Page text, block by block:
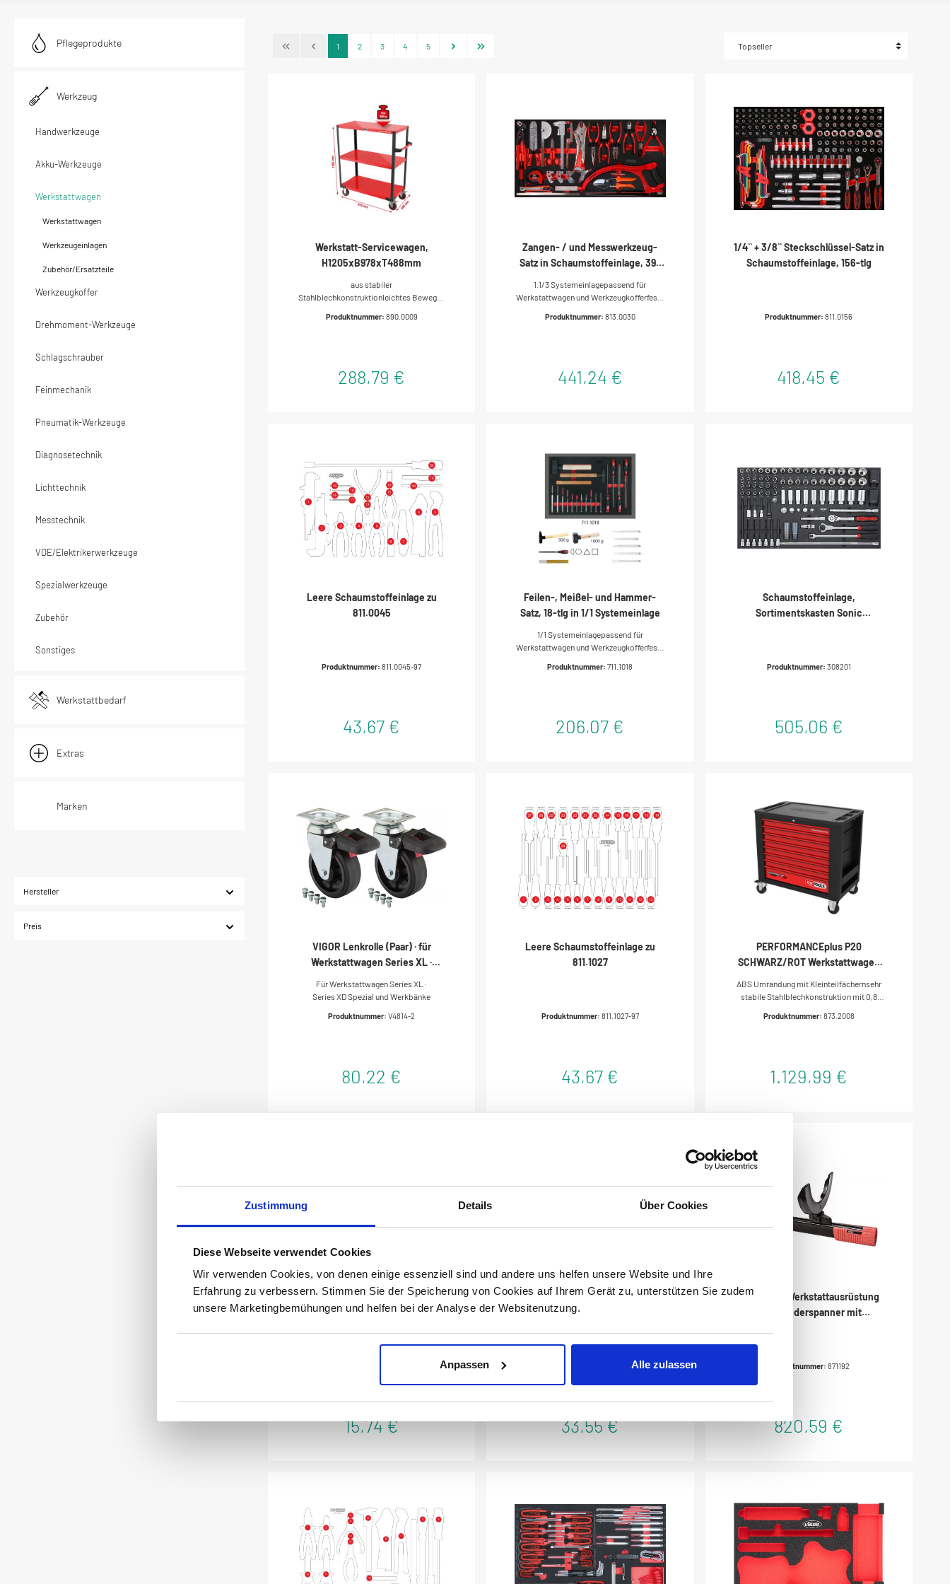
Zustimmung Details Über Cookies
Diese Webseite verwendet Cookies
Wir verwenden Cookies, von denen einige essenziell sind und andere uns helfen unsere Website und Ihre
Erfahrung zu verbessern. Stimmen Sie der Speicherung von Cookies auf Ihrem Gerät zu, unterstützen Sie zudem
unsere Marketingbemühungen und helfen bei der Analyse der Websitenutzung.
Anpassen Alle zulassen
Pflegeprodukte
Werkzeug
Handwerkzeuge
Akku-Werkzeuge
Werkstattwagen
Werkstattwagen
Werkzeugeinlagen
Zubehör/Ersatzteile
Werkzeugkoffer
Drehmoment-Werkzeuge
Schlagschrauber
Feinmechanik
Pneumatik-Werkzeuge
Diagnosetechnik
Lichttechnik
Messtechnik
VDE/Elektrikerwerkzeuge
Spezialwerkzeuge
Zubehör
Sonstiges
Werkstattbedarf
Extras
Marken
Hersteller
Preis
1 2 3 4 5
Werkstatt-Servicewagen,
H1205xB978xT488mm
aus stabiler
Stahlblechkonstruktionleichtes Bewegen
Handgriffmit 2 Rädern à Ø 100 mmmit 2
Produktnummer: 890.0009
288,79 €
Zangen- / und Messwerkzeug-
Satz in Schaumstoffeinlage, 39-
1.1/3 Systemeinlagepassend für
Werkstattwagen und Werkzeugkofferfeste
und chemikalienbeständigEinlage aus
Produktnummer: 813.0030
441,24 €
1/4`` + 3/8`` Steckschlüssel-Satz in
Schaumstoffeinlage, 156-tlg
Produktnummer:811.0156
418,45 €
Leere Schaumstoffeinlage zu
811.0045
Produktnummer:811.0045-97
43,67 €
Feilen-, Meißel- und Hammer-
Satz, 18-tlg in 1/1 Systemeinlage
1/1 Systemeinlagepassend für
Werkstattwagen und Werkzeugkofferfeste
und chemikalienbeständigEinlage aus
Produktnummer:711.1018
206,07 €
Schaumstoffeinlage,
Sortimentskasten Sonic
Produktnummer: 308201
505,06 €
VIGOR Lenkrolle (Paar) · für
Werkstattwagen Series XL ·
V4814-2 · Anzahl Werkzeuge: 2
Für Werkstattwagen Series XL ·
Series XD Spezial und Werkbänke
Produktnummer:V4814-2
80,22 €
Leere Schaumstoffeinlage zu
811.1027
Produktnummer: 811.1027-97
43,67 €
PERFORMANCEplus P20
SCHWARZ/ROT Werkstattwagen
ABS Umrandung mit Kleinteilfächernsehr
stabile Stahlblechkonstruktion mit 0,8
StandsicherheitSeitenwände mit
ungewolltes ÖffnenZentralverriegelung
aller Schubladen durch
Rädern à Ø 125 mmmit 2 Lenkrädern à Ø 125
Drehbremsedurchgehende
Griffleistenelektrostatisch
pulverbeschichtet
Produktnummer: 873.2008
1.129,99 €
Vollauszug Kugelführung mit
autom. Rückzug zu
15,74 €
VIGOR Papierrollen-Halter · V2397
Aufhängen von Papierrollen direkt am
ArbeitsplatzMaximale Breite der
Papierrolle: 370 mmPassend für alle
SerienOhne PapierrolleOptimale
Platzierung von Papierrollen direkt am
33,55 €
Unterlage, Werkstattausrüstung
Sonic Federspanner mit
Produktnummer:871192
820,59 €